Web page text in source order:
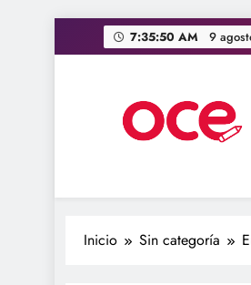
al
7:35:51 AM 9
OCE
Inicio Sin categoría